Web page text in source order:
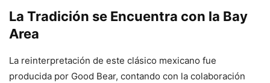
La Tradición se Encuentra con la Bay
Area
La reinterpretación de este clásico mexicano fue
producida por Good Bear, contando con la colaboración